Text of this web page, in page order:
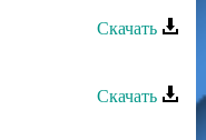
Скачать
Скачать